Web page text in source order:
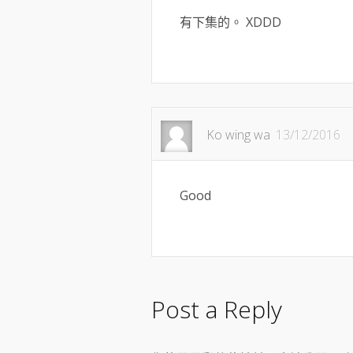
有下集的。 XDDD
Ko wing wa 13/12/2016
Good
Post a Reply